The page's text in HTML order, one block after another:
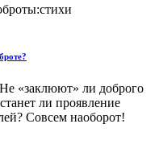
«заклюют» ли доброго
ли проявление
Совсем наоборот!